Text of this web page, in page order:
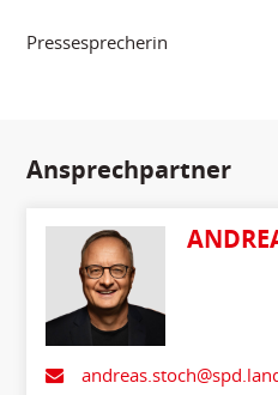
Pressesprecherin
Ansprechpartner